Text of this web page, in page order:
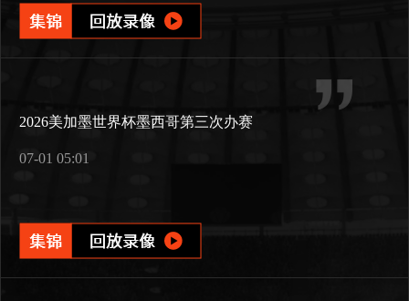
2026美加墨世界杯墨西哥第三次办赛
07-01 05:01